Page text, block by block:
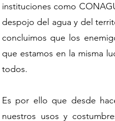
instituciones como
despojo del agua y del
concluimos que los
que estamos en la misma
todos.
Es por ello que desde
nuestros usos y